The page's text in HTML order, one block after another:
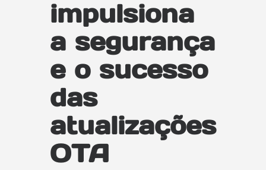
impulsiona
a segurança
e o sucesso
das
atualizações
OTA